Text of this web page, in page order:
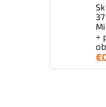
+